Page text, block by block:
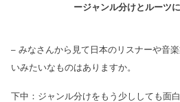
ージャンル分けとルーツ
– みなさんから見て日本のリスナーや音
いみたいなものはありますか。
下中：ジャンル分けをもう少ししても面